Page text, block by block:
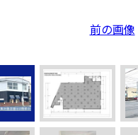
前の画像